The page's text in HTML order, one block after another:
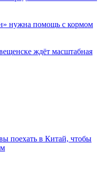
нужна помощь с кормом
ждёт масштабная
поехать в Китай, чтобы